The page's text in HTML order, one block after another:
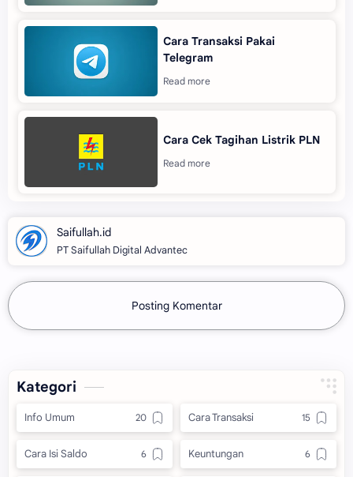
Cara Transaksi Pakai
Telegram
Cara Cek Tagihan Listrik PLN
PT Saifullah Digital Advantec
Posting Komentar
Kategori
Info Umum Cara Transaksi
Cara Isi Saldo Keuntungan